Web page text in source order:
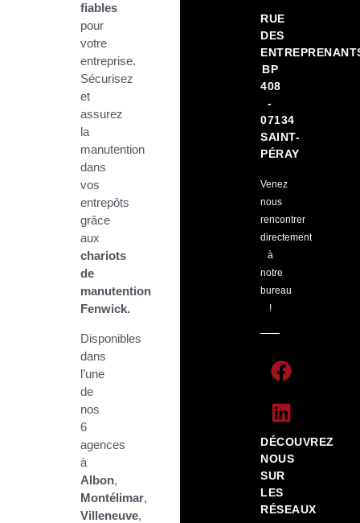
fiables
pour
votre
entreprise.
Sécurisez
et
assurez
la
manutention
dans
vos
entrepôts
grâce
aux
chariots
de
manutention
Fenwick.
Disponibles
dans
l’une
de
nos
6
agences
à
Albon,
Montélimar,
Villeneuve,
RUE
DES
BP
408
-
07134
SAINT-
PÉRAY
Venez
nous
rencontrer
directement
à
notre
bureau
!
DÉCOUVREZ
NOUS
SUR
LES
RÉSEAUX